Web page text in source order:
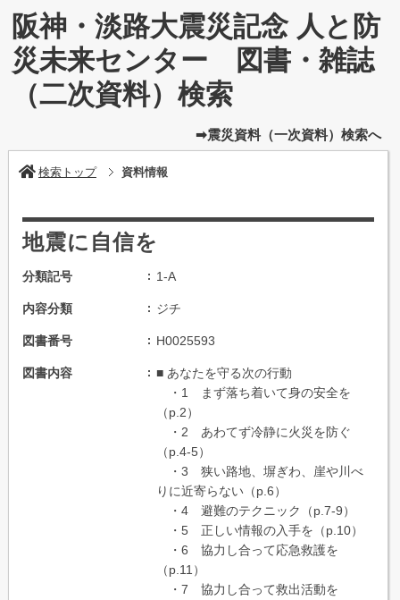
阪神・淡路大震災記念 人と防
災未来センター 図書・雑誌
（二次資料）検索
➡震災資料（一次資料）検索へ
検索トップ 資料情報
地震に自信を
分類記号 1-A
内容分類 ジチ
図書番号 H0025593
図書内容
■ あなたを守る次の行動
・1 まず落ち着いて身の安全を
（p.2）
・2 あわてず冷静に火災を防ぐ
（p.4-5）
・3 狭い路地、塀ぎわ、崖や川べ
りに近寄らない（p.6）
・4 避難のテクニック（p.7-9）
・5 正しい情報の入手を（p.10）
・6 協力し合って応急救護を
（p.11）
・7 協力し合って救出活動を